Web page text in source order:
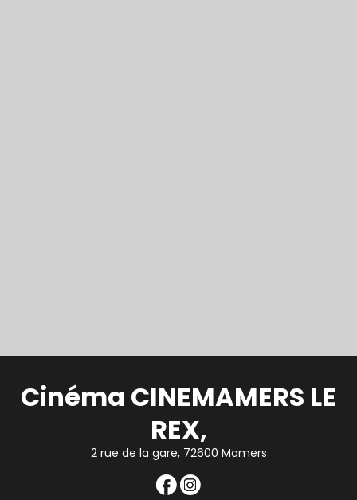
Cinéma CINEMAMERS LE
REX,
2 rue de la gare, 72600 Mamers